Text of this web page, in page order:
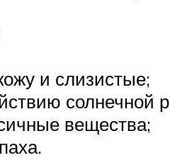
и слизистые;
солнечной
вещества;